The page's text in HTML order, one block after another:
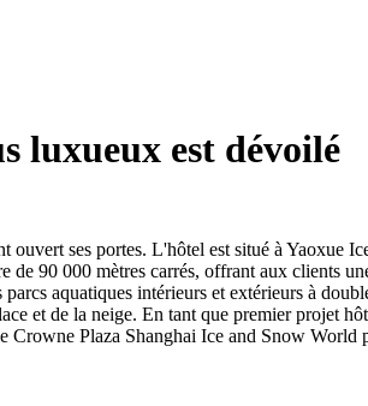
luxueux est dévoilé
ses portes. L'hôtel est situé à Yaoxue
90 000 mètres carrés, offrant aux clients
aquatiques intérieurs et extérieurs à
et de la neige. En tant que premier projet
Plaza Shanghai Ice and Snow